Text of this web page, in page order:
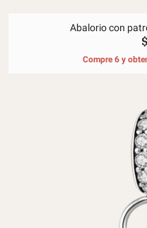
Abalorio con
Compre 6 y